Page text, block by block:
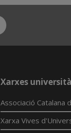
Bluesky
Xarxes
Associació Catalana
Xarxa Vives